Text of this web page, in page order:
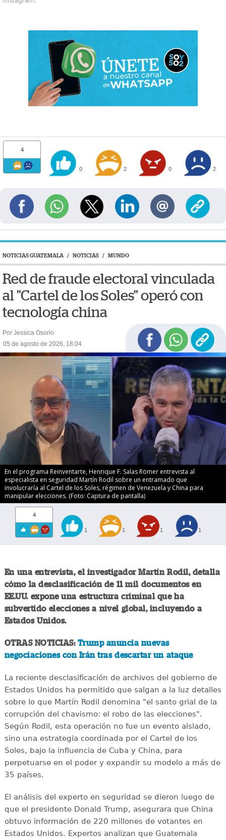
4
0 2 0 2
NOTICIAS GUATEMALA / NOTICIAS / MUNDO
Red de fraude electoral vinculada
al "Cartel de los Soles" operó con
tecnología china
Por Jessica Osorio
05 de agosto de 2026, 18:04
En el programa Reinventarte, Henrique F. Salas Römer entrevista al
especialista en seguridad Martín Rodil sobre un entramado que
involucraría al Cartel de los Soles, régimen de Venezuela y China para
manipular elecciones. (Foto: Captura de pantalla)
4
1 1 1 1
En una entrevista, el investigador Martín Rodil, detalla
cómo la desclasificación de 11 mil documentos en
EE.UU. expone una estructura criminal que ha
subvertido elecciones a nivel global, incluyendo a
Estados Unidos.
OTRAS NOTICIAS: Trump anuncia nuevas
negociaciones con Irán tras descartar un ataque
La reciente desclasificación de archivos del gobierno de
Estados Unidos ha permitido que salgan a la luz detalles
sobre lo que Martín Rodil denomina "el santo grial de la
corrupción del chavismo: el robo de las elecciones".
Según Rodil, esta operación no fue un evento aislado,
sino una estrategia coordinada por el Cartel de los
Soles, bajo la influencia de Cuba y China, para
perpetuarse en el poder y expandir su modelo a más de
35 países.
El análisis del experto en seguridad se dieron luego de
que el presidente Donald Trump, asegurara que China
obtuvo información de 220 millones de votantes en
Estados Unidos. Expertos analizan que Guatemala